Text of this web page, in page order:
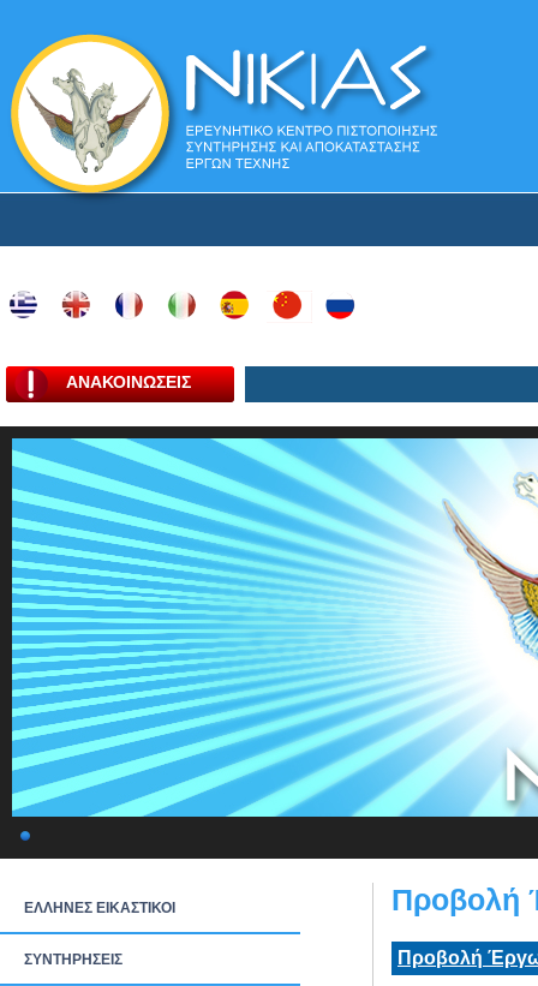
ΑΝΑΚΟΙΝΩΣΕΙΣ
ΕΛΛΗΝΕΣ ΕΙΚΑΣΤΙΚΟΙ
ΣΥΝΤΗΡΗΣΕΙΣ
Προβολή
Προβολή